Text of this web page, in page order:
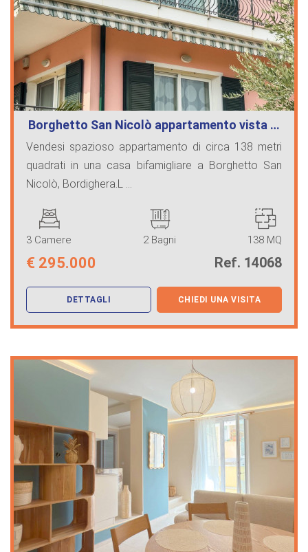
Borghetto San Nicolò appartamento vista …
Vendesi spazioso appartamento di circa 138 metri
quadrati in una casa bifamigliare a Borghetto San
Nicolò, Bordighera.L ...
3 Camere 2 Bagni 138 MQ
€ 295.000 Ref. 14068
DETTAGLI CHIEDI UNA VISITA